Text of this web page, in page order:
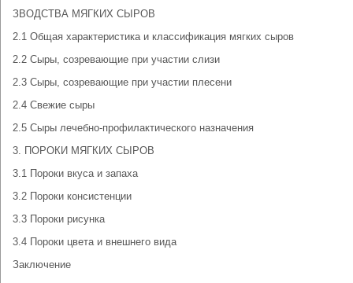
ЗВОДСТВА МЯГКИХ СЫРОВ
2.1 Общая характеристика и классификация мягких сыров
2.2 Сыры, созревающие при участии слизи
2.3 Сыры, созревающие при участии плесени
2.4 Свежие сыры
2.5 Сыры лечебно-профилактического назначения
3. ПОРОКИ МЯГКИХ СЫРОВ
3.1 Пороки вкуса и запаха
3.2 Пороки консистенции
3.3 Пороки рисунка
3.4 Пороки цвета и внешнего вида
Заключение